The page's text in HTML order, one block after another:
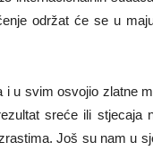
održat će se u
i u svim osvojio zlatne
sreće ili stjecaja
Još su nam u